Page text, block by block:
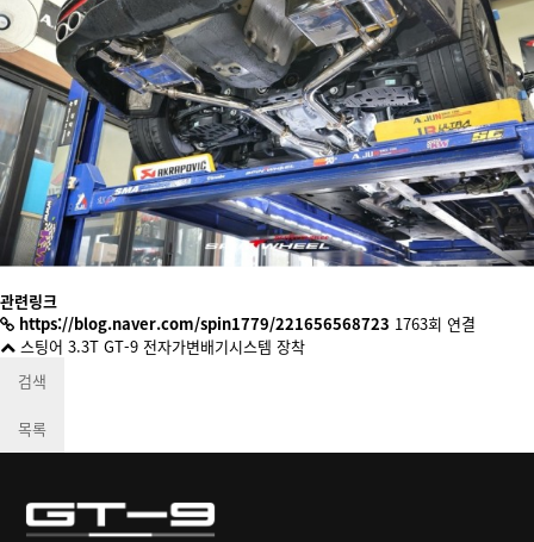
관련링크
https://blog.naver.com/spin1779/221656568723 1763회 연결
스팅어 3.3T GT-9 전자가변배기시스템 장착
검색
목록